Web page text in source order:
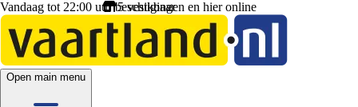
5 vestigingenen hieronline
Vandaag tot 22:00 uur beschikbaar
Open main menu